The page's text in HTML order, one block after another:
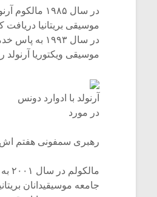
موسیقی ویکتوریا
آرنولد با ادوارد دونس
در مورد
رهبری سمفونی هفتم
جامعه موسیقیدانان